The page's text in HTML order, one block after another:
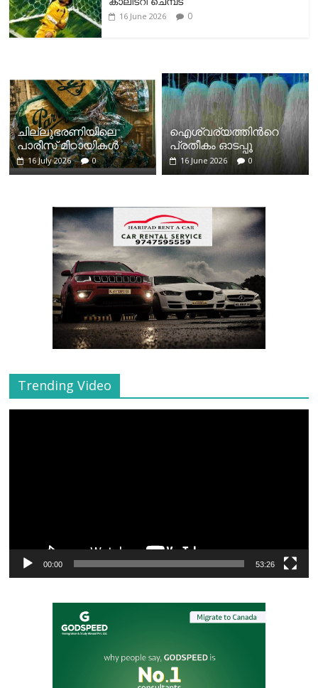
16 June 2026 0
ചില്ലുഭരണിയിലെ
പാരീസ് മിഠായികള്‍
16 July 2026 0
ഐശ്വര്യത്തിന്‍റെ
പ്രതീകം ഓടപ്പൂ
16 June 2026 0
Trending Video
00:00 53:26